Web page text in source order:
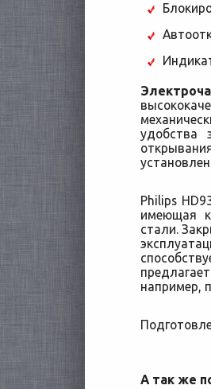
удобства
Philips
имеющая
стали.
например,
А так же